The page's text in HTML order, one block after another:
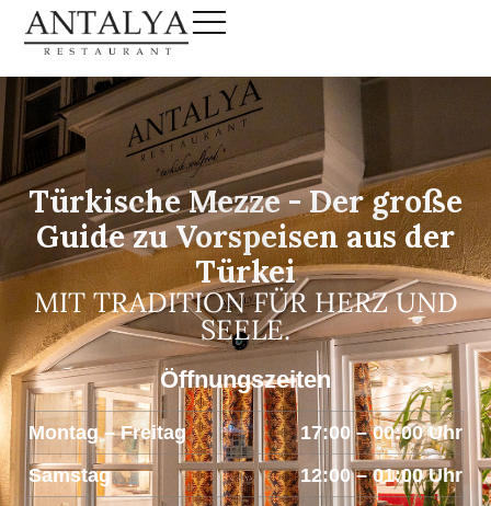
Türkische Mezze - Der große
Guide zu Vorspeisen aus der
Türkei
MIT TRADITION FÜR HERZ UND
SEELE.
Öffnungszeiten
Montag – Freitag
17:00 – 00:00 Uhr
Samstag
12:00 – 01:00 Uhr